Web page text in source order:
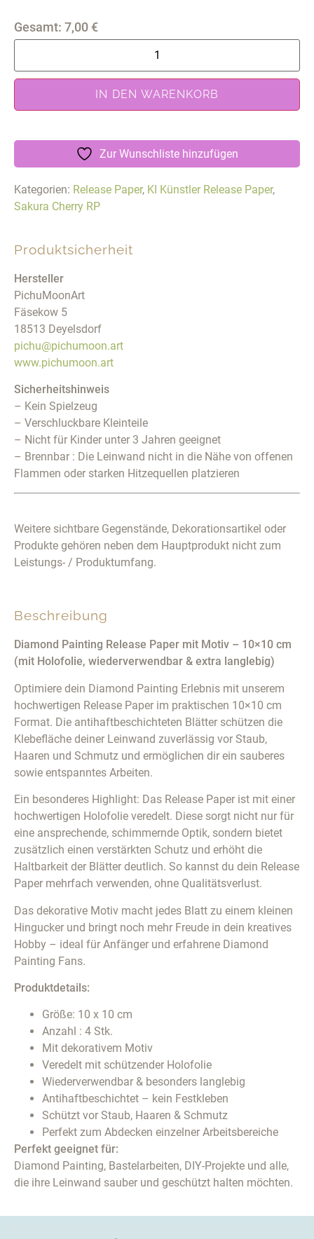
Gesamt: 7,00 €
IN DEN WARENKORB
Zur Wunschliste hinzufügen
Kategorien: Release Paper, KI Künstler Release Paper,
Sakura Cherry RP
Beschreibung
Diamond Painting Release Paper mit Motiv – 10×10 cm
(mit Holofolie, wiederverwendbar & extra langlebig)
Optimiere dein Diamond Painting Erlebnis mit unserem
hochwertigen Release Paper im praktischen 10×10 cm
Format. Die antihaftbeschichteten Blätter schützen die
Klebefläche deiner Leinwand zuverlässig vor Staub,
Haaren und Schmutz und ermöglichen dir ein sauberes
sowie entspanntes Arbeiten.
Ein besonderes Highlight: Das Release Paper ist mit einer
hochwertigen Holofolie veredelt. Diese sorgt nicht nur für
eine ansprechende, schimmernde Optik, sondern bietet
zusätzlich einen verstärkten Schutz und erhöht die
Haltbarkeit der Blätter deutlich. So kannst du dein Release
Paper mehrfach verwenden, ohne Qualitätsverlust.
Das dekorative Motiv macht jedes Blatt zu einem kleinen
Hingucker und bringt noch mehr Freude in dein kreatives
Hobby – ideal für Anfänger und erfahrene Diamond
Painting Fans.
Produktdetails:
Größe: 10 x 10 cm
Anzahl : 4 Stk.
Mit dekorativem Motiv
Veredelt mit schützender Holofolie
Wiederverwendbar & besonders langlebig
Antihaftbeschichtet – kein Festkleben
Schützt vor Staub, Haaren & Schmutz
Perfekt zum Abdecken einzelner Arbeitsbereiche
Perfekt geeignet für:
Diamond Painting, Bastelarbeiten, DIY-Projekte und alle,
die ihre Leinwand sauber und geschützt halten möchten.
Produktsicherheit
Hersteller
PichuMoonArt
Fäsekow 5
18513 Deyelsdorf
pichu@pichumoon.art
www.pichumoon.art
Sicherheitshinweis
– Kein Spielzeug
– Verschluckbare Kleinteile
– Nicht für Kinder unter 3 Jahren geeignet
– Brennbar : Die Leinwand nicht in die Nähe von offenen
Flammen oder starken Hitzequellen platzieren
Weitere sichtbare Gegenstände, Dekorationsartikel oder
Produkte gehören neben dem Hauptprodukt nicht zum
Leistungs- / Produktumfang.